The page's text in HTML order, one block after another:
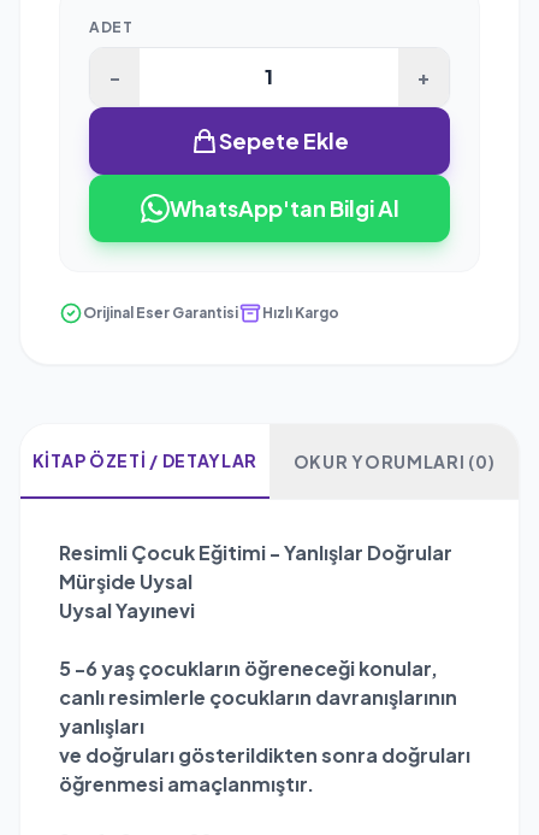
ADET
- +
Sepete Ekle
WhatsApp'tan Bilgi Al
Orijinal Eser Garantisi Hızlı Kargo
KITAP ÖZETI / DETAYLAR OKUR YORUMLARI (0)
Resimli Çocuk Eğitimi - Yanlışlar Doğrular
Mürşide Uysal
Uysal Yayınevi
5 -6 yaş çocukların öğreneceği konular,
canlı resimlerle çocukların davranışlarının
yanlışları
ve doğruları gösterildikten sonra doğruları
öğrenmesi amaçlanmıştır.